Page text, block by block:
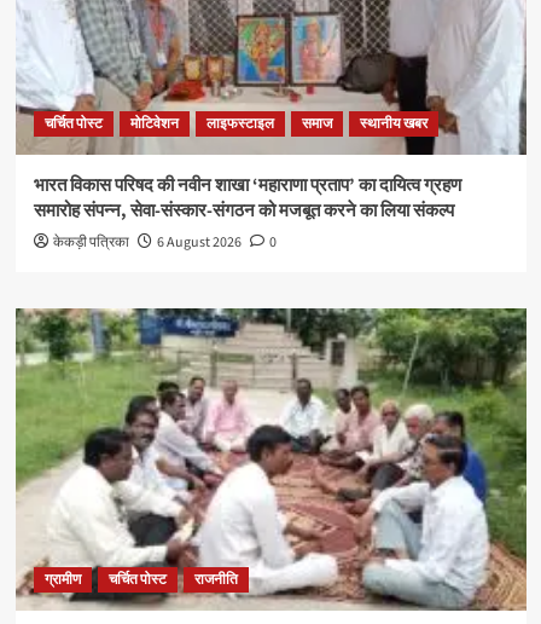
चर्चित पोस्ट मोटिवेशन लाइफस्टाइल समाज स्थानीय खबर
भारत विकास परिषद की नवीन शाखा ‘महाराणा प्रताप’ का दायित्व ग्रहण
समारोह संपन्न, सेवा-संस्कार-संगठन को मजबूत करने का लिया संकल्प
केकड़ी पत्रिका 6 August 2026 0
ग्रामीण चर्चित पोस्ट राजनीति